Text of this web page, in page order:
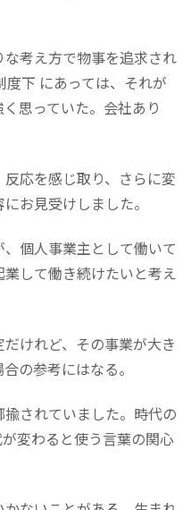
考え方で物事を追求され
下 にあっては、それが
思っていた。会社あり
応を感じ取り、さらに変
お見受けしました。
個人事業主として働いて
して働き続けたいと考え
けれど、その事業が大き
の参考にはなる。
されていました。時代の
変わると使う言葉の関心